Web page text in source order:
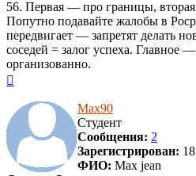
56. Первая — про границы,
Попутно подавайте жалобы в
передвигает — запретят делать
соседей = залог успеха. Главное
организованно.
началу
Max90
Студент
Сообщения: 2
Зарегистрирован:
ФИО: Max jean